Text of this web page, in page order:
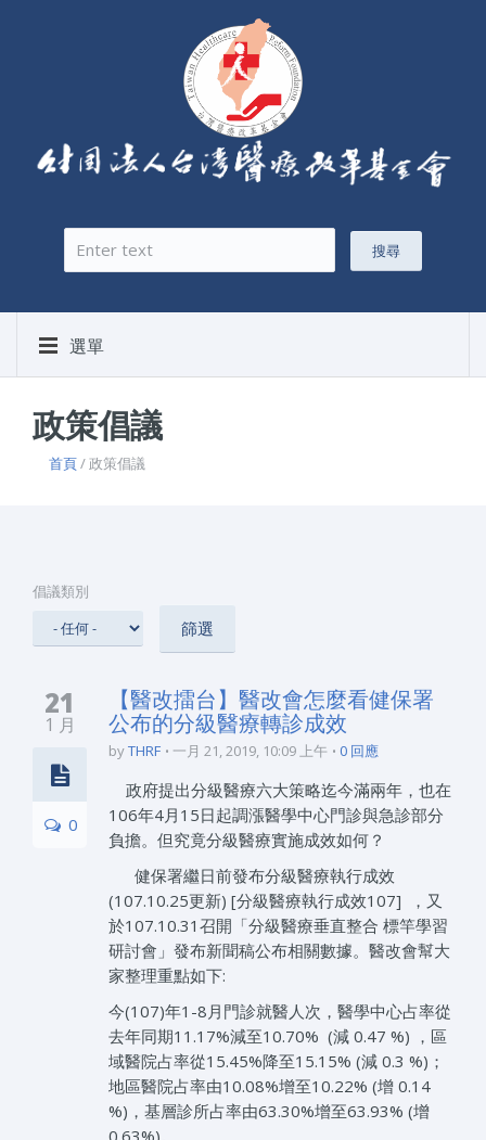
搜尋表單
搜尋
選單
政策倡議
首頁/ 政策倡議
倡議類別
21
1 月
0
【醫改擂台】醫改會怎麼看健保署
公布的分級醫療轉診成效
byTHRF 一月 21, 2019, 10:09 上午 0 回應
政府提出分級醫療六大策略迄今滿兩年，也在
106年4月15日起調漲醫學中心門診與急診部分
負擔。但究竟分級醫療實施成效如何？
健保署繼日前發布分級醫療執行成效
(107.10.25更新) [分級醫療執行成效107] ，又
於107.10.31召開「分級醫療垂直整合 標竿學習
研討會」發布新聞稿公布相關數據。醫改會幫大
家整理重點如下:
今(107)年1-8月門診就醫人次，醫學中心占率從
去年同期11.17%減至10.70% (減 0.47 %) ，區
域醫院占率從15.45%降至15.15% (減 0.3 %)；
地區醫院占率由10.08%增至10.22% (增 0.14
%)，基層診所占率由63.30%增至63.93% (增
0.63%)。